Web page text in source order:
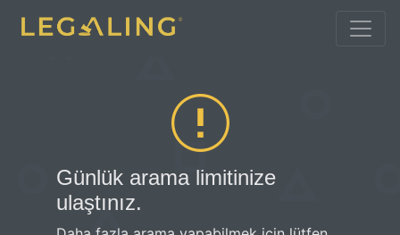
Günlük arama limitinize
ulaştınız.